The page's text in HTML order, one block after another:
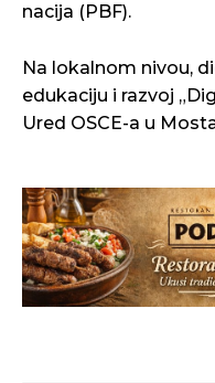
nacija (PBF).
Na lokalnom nivou,
edukaciju i razvoj
Ured OSCE-a u